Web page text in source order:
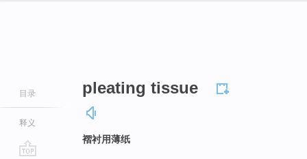
目录
释义
pleating tissue
褶衬用薄纸